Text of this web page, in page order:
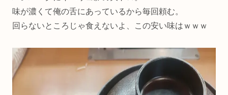
味が濃くて俺の舌にあっているから毎回頼む。
回らないところじゃ食えないよ、この安い味はｗｗｗ